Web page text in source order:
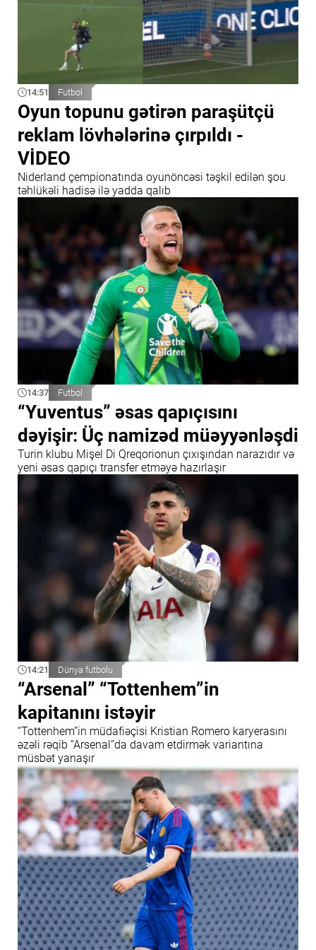
14:51 Futbol
Oyun topunu gətirən paraşütçü
reklam lövhələrinə çırpıldı -
VİDEO
Niderland çempionatında oyunöncəsi təşkil edilən şou
təhlükəli hadisə ilə yadda qalıb
14:37 Futbol
“Yuventus” əsas qapıçısını
dəyişir: Üç namizəd müəyyənləşdi
Turin klubu Mişel Di Qreqorionun çıxışından narazıdır və
yeni əsas qapıçı transfer etməyə hazırlaşır
14:21 Dünya futbolu
“Arsenal” “Tottenhem”in
kapitanını istəyir
“Tottenhem”in müdafiəçisi Kristian Romero karyerasını
əzəli rəqib “Arsenal”da davam etdirmək variantına
müsbət yanaşır